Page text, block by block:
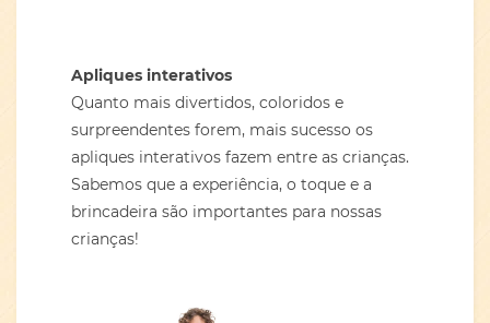
Apliques interativos
Quanto mais divertidos, coloridos e
surpreendentes forem, mais sucesso os
apliques interativos fazem entre as crianças.
Sabemos que a experiência, o toque e a
brincadeira são importantes para nossas
crianças!